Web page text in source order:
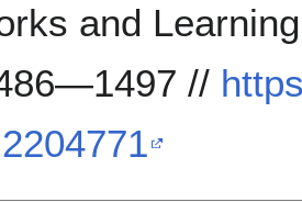
and
//